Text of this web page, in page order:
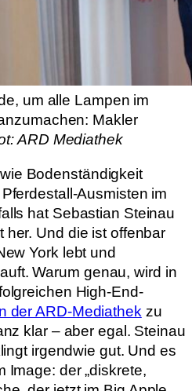
um alle Lampen im
Makler
ARD Mediathek
Bodenständigkeit
Ausmisten im
hat Sebastian Steinau
Und die ist offenbar
York lebt und
Warum genau, wird in
High-End-
der ARD-Mediathek zu
klar – aber egal. Steinau
irgendwie gut. Und es
Image: der „diskrete,